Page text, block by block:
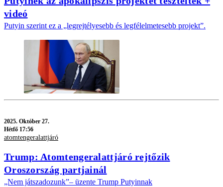
videó
Putyin szerint ez a „legrejtélyesebb és legfélelmetesebb projekt”.
2025. Október 27.
Hétfő 17:56
atomtengeralattjáró
Trump: Atomtengeralattjáró rejtőzik
Oroszország partjainál
„Nem játszadozunk”– üzente Trump Putyinnak